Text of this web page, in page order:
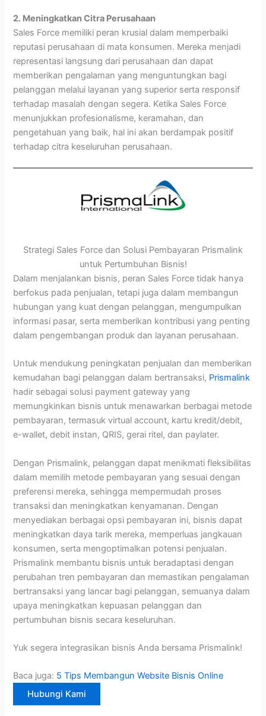
2. Meningkatkan Citra Perusahaan
Sales Force memiliki peran krusial dalam memperbaiki
reputasi perusahaan di mata konsumen. Mereka menjadi
representasi langsung dari perusahaan dan dapat
memberikan pengalaman yang menguntungkan bagi
pelanggan melalui layanan yang superior serta responsif
terhadap masalah dengan segera. Ketika Sales Force
menunjukkan profesionalisme, keramahan, dan
pengetahuan yang baik, hal ini akan berdampak positif
terhadap citra keseluruhan perusahaan.
Strategi Sales Force dan Solusi Pembayaran Prismalink
untuk Pertumbuhan Bisnis!
Dalam menjalankan bisnis, peran Sales Force tidak hanya
berfokus pada penjualan, tetapi juga dalam membangun
hubungan yang kuat dengan pelanggan, mengumpulkan
informasi pasar, serta memberikan kontribusi yang penting
dalam pengembangan produk dan layanan perusahaan.
Untuk mendukung peningkatan penjualan dan memberikan
kemudahan bagi pelanggan dalam bertransaksi, Prismalink
hadir sebagai solusi payment gateway yang
memungkinkan bisnis untuk menawarkan berbagai metode
pembayaran, termasuk virtual account, kartu kredit/debit,
e-wallet, debit instan, QRIS, gerai ritel, dan paylater.
Dengan Prismalink, pelanggan dapat menikmati fleksibilitas
dalam memilih metode pembayaran yang sesuai dengan
preferensi mereka, sehingga mempermudah proses
transaksi dan meningkatkan kenyamanan. Dengan
menyediakan berbagai opsi pembayaran ini, bisnis dapat
meningkatkan daya tarik mereka, memperluas jangkauan
konsumen, serta mengoptimalkan potensi penjualan.
Prismalink membantu bisnis untuk beradaptasi dengan
perubahan tren pembayaran dan memastikan pengalaman
bertransaksi yang lancar bagi pelanggan, semuanya dalam
upaya meningkatkan kepuasan pelanggan dan
pertumbuhan bisnis secara keseluruhan.
Yuk segera integrasikan bisnis Anda bersama Prismalink!
Baca juga: 5 Tips Membangun Website Bisnis Online
Hubungi Kami